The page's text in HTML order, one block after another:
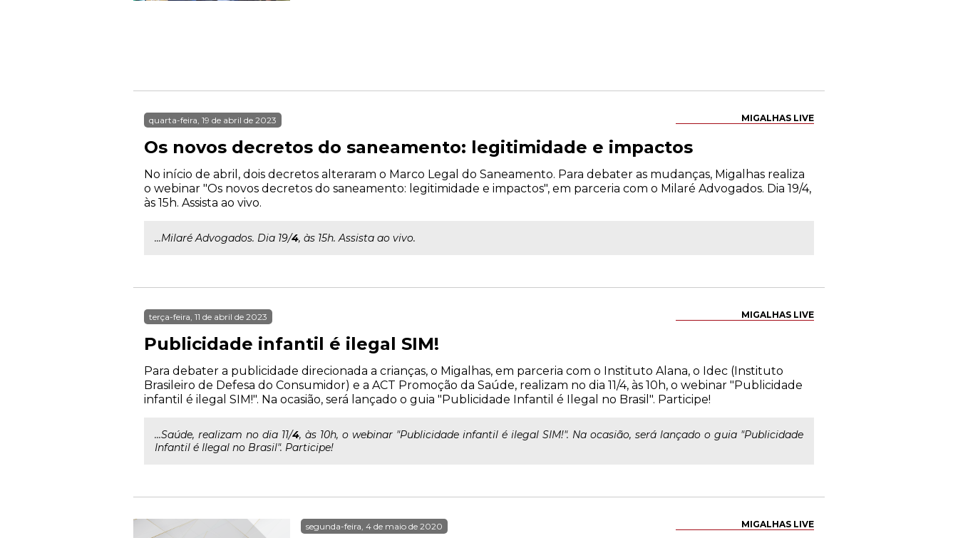
MIGALHAS LIVE
quarta-feira, 19 de abril de 2023
Os novos decretos do saneamento: legitimidade e impactos
No início de abril, dois decretos alteraram o Marco Legal do Saneamento. Para debater as mudanças, Migalhas realiza
o webinar "Os novos decretos do saneamento: legitimidade e impactos", em parceria com o Milaré Advogados. Dia 19/4,
às 15h. Assista ao vivo.
...Milaré Advogados. Dia 19/4, às 15h. Assista ao vivo.
MIGALHAS LIVE
terça-feira, 11 de abril de 2023
Publicidade infantil é ilegal SIM!
Para debater a publicidade direcionada a crianças, o Migalhas, em parceria com o Instituto Alana, o Idec (Instituto
Brasileiro de Defesa do Consumidor) e a ACT Promoção da Saúde, realizam no dia 11/4, às 10h, o webinar "Publicidade
infantil é ilegal SIM!". Na ocasião, será lançado o guia "Publicidade Infantil é Ilegal no Brasil". Participe!
...Saúde, realizam no dia 11/4, às 10h, o webinar "Publicidade infantil é ilegal SIM!". Na ocasião, será lançado o guia "Publicidade
Infantil é Ilegal no Brasil". Participe!
MIGALHAS LIVE
segunda-feira, 4 de maio de 2020